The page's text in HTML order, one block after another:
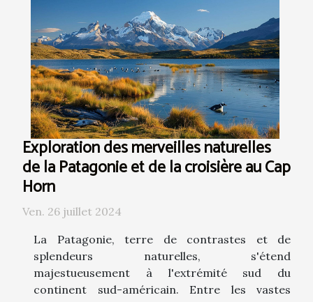
Exploration des merveilles naturelles
de la Patagonie et de la croisière au Cap
Horn
Ven. 26 juillet 2024
La Patagonie, terre de contrastes et de
splendeurs naturelles, s'étend
majestueusement à l'extrémité sud du
continent sud-américain. Entre les vastes